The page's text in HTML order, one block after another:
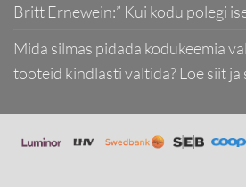
Britt Ernewein:” Kui kodu polegi
Mida silmas pidada kodukeemia
tooteid kindlasti vältida? Loe siit ja